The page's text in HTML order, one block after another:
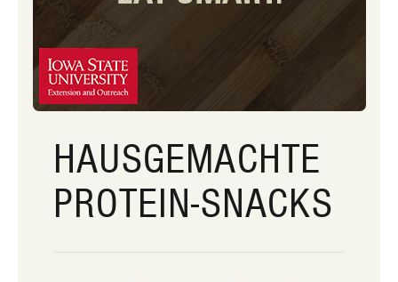
HAUSGEMACHTE
PROTEIN-SNACKS